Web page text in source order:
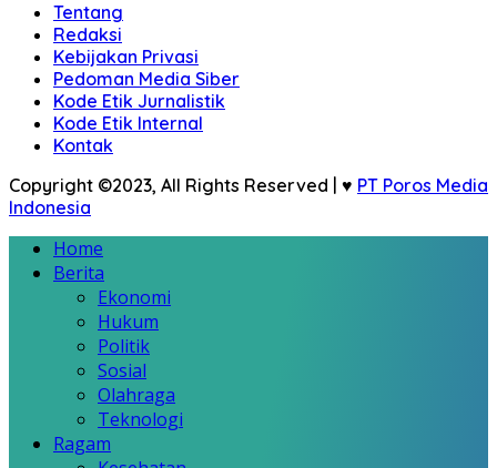
Tentang
Redaksi
Kebijakan Privasi
Pedoman Media Siber
Kode Etik Jurnalistik
Kode Etik Internal
Kontak
Copyright ©2023, All Rights Reserved | ♥ PT Poros Media
Indonesia
Home
Berita
Ekonomi
Hukum
Politik
Sosial
Olahraga
Teknologi
Ragam